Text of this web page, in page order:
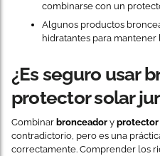
combinarse con un
Algunos productos
hidratantes para mantener
¿Es seguro usar
protector solar
Combinar bronceador y protector
contradictorio, pero es una
correctamente. Comprender los